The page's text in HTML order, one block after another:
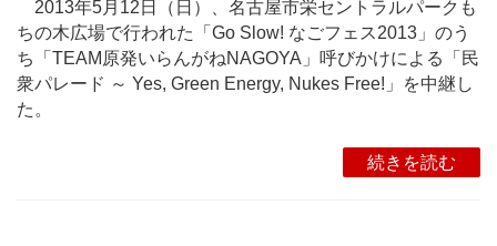
2013年5月12日（日）、名古屋市栄セントラルパークも
ちの木広場で行われた「Go Slow! なごフェス2013」のう
ち「TEAM原発いらんがねNAGOYA」呼びかけによる「民
衆パレード ～ Yes, Green Energy, Nukes Free!」を中継し
た。
続きを読む